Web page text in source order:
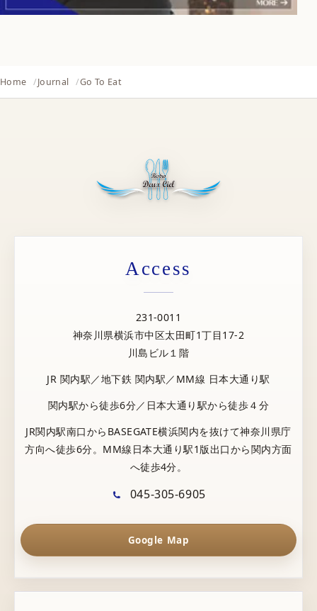
Home Journal Go To Eat
Access
231-0011
神奈川県横浜市中区太田町1丁目17-2
川島ビル１階
JR 関内駅／地下鉄 関内駅／MM線 日本大通り駅
関内駅から徒歩6分／日本大通り駅から徒歩４分
JR関内駅南口からBASEGATE横浜関内を抜けて神奈川県庁
方向へ徒歩6分。MM線日本大通り駅1版出口から関内方面
へ徒歩4分。
045-305-6905
Google Map